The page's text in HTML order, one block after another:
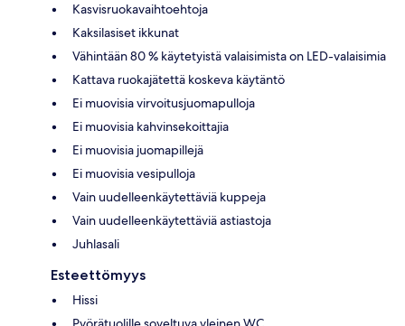
Kasvisruokavaihtoehtoja
Kaksilasiset ikkunat
Vähintään 80 % käytetyistä valaisimista on LED-valaisimia
Kattava ruokajätettä koskeva käytäntö
Ei muovisia virvoitusjuomapulloja
Ei muovisia kahvinsekoittajia
Ei muovisia juomapillejä
Ei muovisia vesipulloja
Vain uudelleenkäytettäviä kuppeja
Vain uudelleenkäytettäviä astiastoja
Juhlasali
Esteettömyys
Hissi